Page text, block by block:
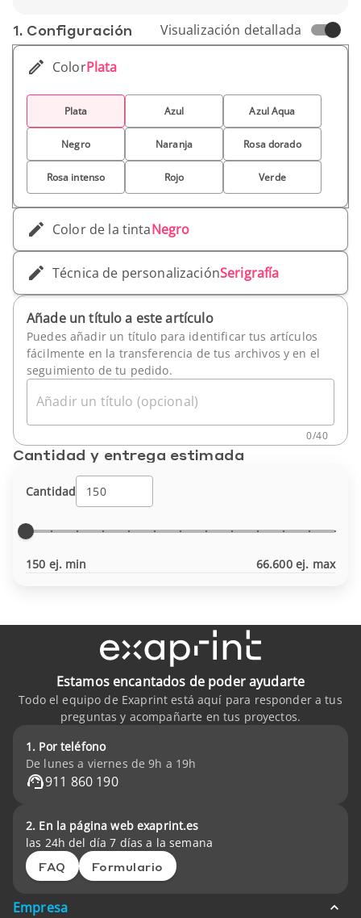
azul, ¡consigue tu paquete hoy mismo y deja la
1. Conf­iguración Visualización detallada
ColorPlata
Plata Azul Azul Aqua
Negro Naranja Rosa dorado
Rosa intenso Rojo Verde
Color de la tintaNegro
Técnica de personalizaciónSerigrafía
Añade un título a este artículo
Puedes añadir un título para identificar tus artículos
fácilmente en la transferencia de tus archivos y en el
seguimiento de tu pedido.
Añadir un título (opcional)
0/40
Cantidad y entrega estimada
Cantidad
150 ej. min 66.600 ej. max
Estamos encantados de poder ayudarte
Todo el equipo de Exaprint está aquí para responder a tus
preguntas y acompañarte en tus proyectos.
1. Por teléfono
De lunes a viernes de 9h a 19h
911 860 190
2. En la página web exaprint.es
las 24h del día 7 días a la semana
FAQ Formulario
Empresa